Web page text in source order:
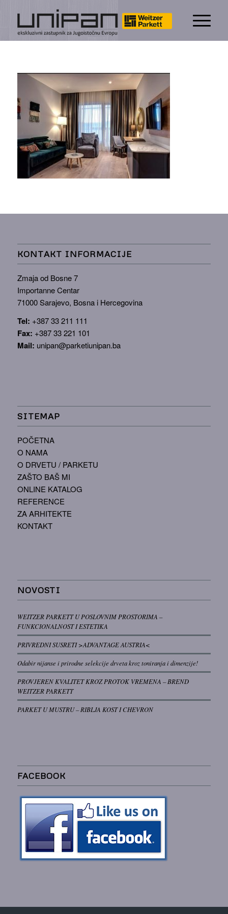
KONTAKT INFORMACIJE
Zmaja od Bosne 7
Importanne Centar
71000 Sarajevo, Bosna i Hercegovina
Tel: +387 33 211 111
Fax: +387 33 221 101
Mail: unipan@parketiunipan.ba
SITEMAP
POČETNA
O NAMA
O DRVETU / PARKETU
ZAŠTO BAŠ MI
ONLINE KATALOG
REFERENCE
ZA ARHITEKTE
KONTAKT
NOVOSTI
WEITZER PARKETT U POSLOVNIM PROSTORIMA –
FUNKCIONALNOST I ESTETIKA
PRIVREDNI SUSRETI >ADVANTAGE AUSTRIA<
Odabir nijanse i prirodne selekcije drveta kroz toniranja i dimenzije!
PROVJEREN KVALITET KROZ PROTOK VREMENA – BREND
WEITZER PARKETT
PARKET U MUSTRU – RIBLJA KOST I CHEVRON
FACEBOOK